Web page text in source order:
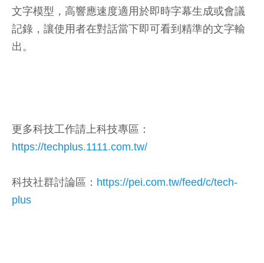
文字模型，高響應速度適用於即時字幕生成或會議
記錄，讓使用者在對話當下即可看到精準的文字輸
出。
更多科技工作請上科技專區：
https://techplus.1111.com.tw/
科技社群討論區： https://pei.com.tw/feed/c/tech-
plus